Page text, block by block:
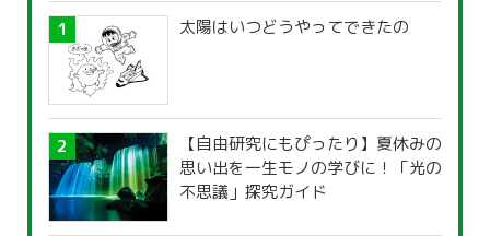
太陽はいつどうやってできたの
【自由研究にもぴったり】夏休みの
思い出を一生モノの学びに！「光の
不思議」探究ガイド